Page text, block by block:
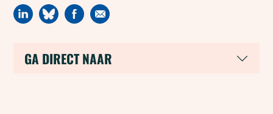
GA DIRECT NAAR